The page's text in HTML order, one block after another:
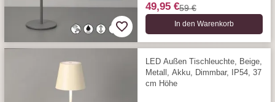
49,95 €59 €
In den Warenkorb
LED Außen Tischleuchte, Beige,
Metall, Akku, Dimmbar, IP54, 37
cm Höhe